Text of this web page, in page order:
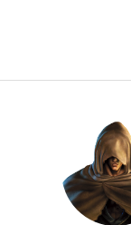
S新鬼武者